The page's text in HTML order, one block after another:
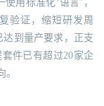
用标准化‘语言’，
验证，缩短研发周
到量产要求，正支
件已有超过20家企